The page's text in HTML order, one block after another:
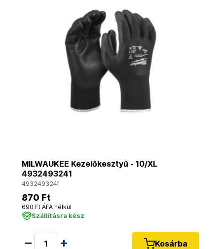
MILWAUKEE Kezelőkesztyű - 10/XL
4932493241
4932493241
870 Ft
690 Ft ÁFA nélkül
Szállításra kész
Kosárba